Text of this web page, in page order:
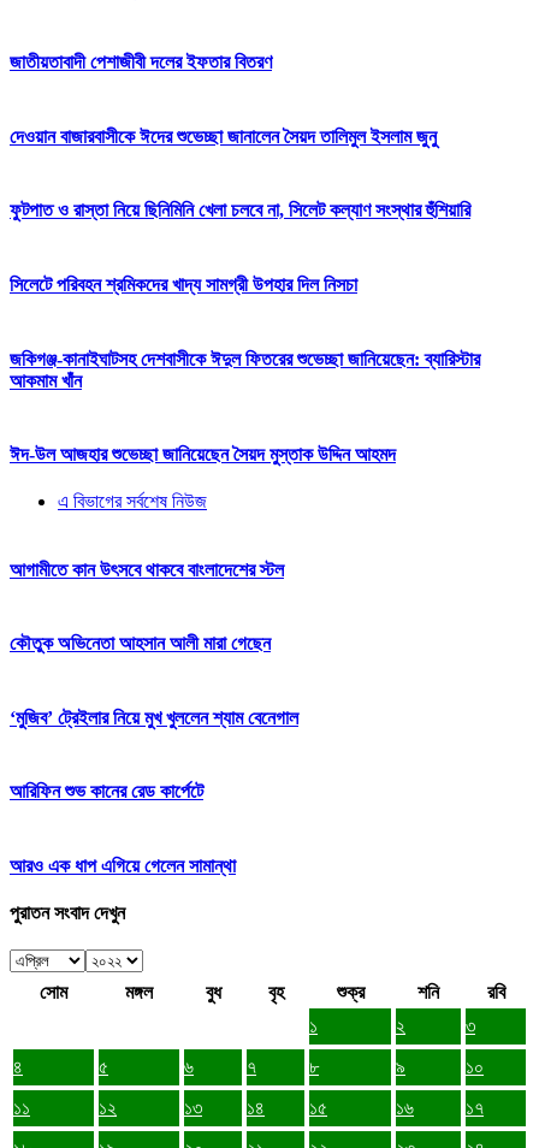
জাতীয়তাবাদী পেশাজীবী দলের ইফতার বিতরণ
দেওয়ান বাজারবাসীকে ঈদের শুভেচ্ছা জানালেন সৈয়দ তালিমুল ইসলাম জুনু
ফুটপাত ও রাস্তা নিয়ে ছিনিমিনি খেলা চলবে না, সিলেট কল্যাণ সংস্থার হুঁশিয়ারি
সিলেটে পরিবহন শ্রমিকদের খাদ্য সামগ্রী উপহার দিল নিসচা
জকিগঞ্জ-কানাইঘাটসহ দেশবাসীকে ঈদুল ফিতরের শুভেচ্ছা জানিয়েছেন: ব্যারিস্টার
আকমাম খাঁন
ঈদ-উল আজহার শুভেচ্ছা জানিয়েছেন সৈয়দ মুস্তাক উদ্দিন আহমদ
এ বিভাগের সর্বশেষ নিউজ
আগামীতে কান উৎসবে থাকবে বাংলাদেশের স্টল
কৌতুক অভিনেতা আহসান আলী মারা গেছেন
‘মুজিব’ ট্রেইলার নিয়ে মুখ খুললেন শ্যাম বেনেগাল
আরিফিন শুভ কানের রেড কার্পেটে
আরও এক ধাপ এগিয়ে গেলেন সামান্থা
পুরাতন সংবাদ দেখুন
সোম মঙ্গল বুধ বৃহ শুক্র শনি
রবি
১
২
৩
৪
৫ ৬ ৭ ৮ ৯
১০
১১
১২ ১৩ ১৪ ১৫ ১৬
১৭